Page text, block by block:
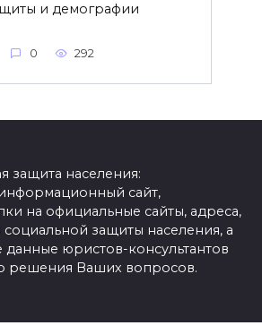
и демографии
0 292
защита населения:
сайт,
на официальные сайты, адреса,
защиты населения, а
данные юристов-консультантов
решения Ваших вопросов.